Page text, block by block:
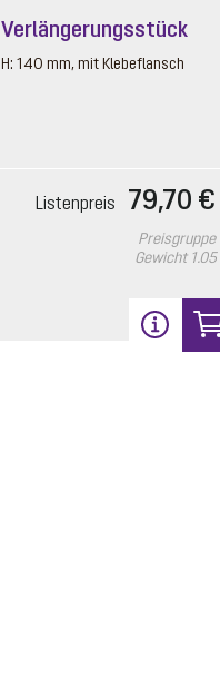
Verlängerungsstück
H: 140 mm, mit Klebeflansch
Listenpreis 79,70
Preisgruppe
Gewicht